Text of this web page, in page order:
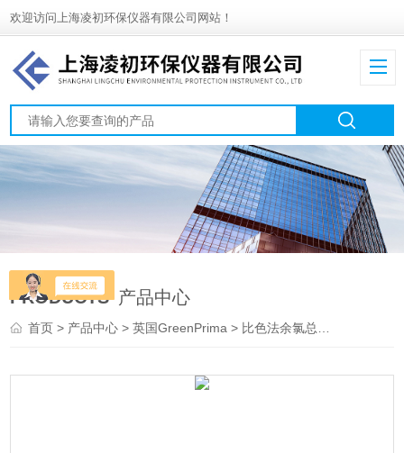
欢迎访问上海凌初环保仪器有限公司网站！
PRODUCTS 产品中心
首页> 产品中心 >英国GreenPrima > 比色法余氯总氯分析仪